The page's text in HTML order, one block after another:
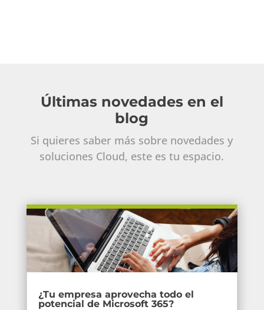
Últimas novedades en el
blog
Si quieres saber más sobre novedades y
soluciones Cloud, este es tu espacio.
¿Tu empresa aprovecha todo el
potencial de Microsoft 365?